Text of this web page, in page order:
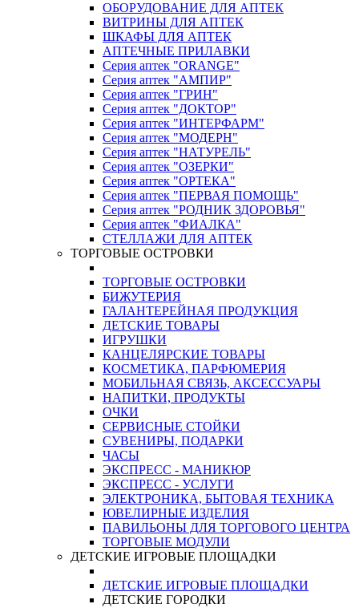
ОБОРУДОВАНИЕ ДЛЯ АПТЕК
ВИТРИНЫ ДЛЯ АПТЕК
ШКАФЫ ДЛЯ АПТЕК
АПТЕЧНЫЕ ПРИЛАВКИ
Серия аптек "ORANGE"
Серия аптек "АМПИР"
Серия аптек "ГРИН"
Серия аптек "ДОКТОР"
Серия аптек "ИНТЕРФАРМ"
Серия аптек "МОДЕРН"
Серия аптек "НАТУРЕЛЬ"
Серия аптек "ОЗЕРКИ"
Серия аптек "ОРТЕКА"
Серия аптек "ПЕРВАЯ ПОМОЩЬ"
Серия аптек "РОДНИК ЗДОРОВЬЯ"
Серия аптек "ФИАЛКА"
СТЕЛЛАЖИ ДЛЯ АПТЕК
ТОРГОВЫЕ ОСТРОВКИ
ТОРГОВЫЕ ОСТРОВКИ
БИЖУТЕРИЯ
ГАЛАНТЕРЕЙНАЯ ПРОДУКЦИЯ
ДЕТСКИЕ ТОВАРЫ
ИГРУШКИ
КАНЦЕЛЯРСКИЕ ТОВАРЫ
КОСМЕТИКА, ПАРФЮМЕРИЯ
МОБИЛЬНАЯ СВЯЗЬ, АКСЕССУАРЫ
НАПИТКИ, ПРОДУКТЫ
ОЧКИ
СЕРВИСНЫЕ СТОЙКИ
СУВЕНИРЫ, ПОДАРКИ
ЧАСЫ
ЭКСПРЕСС - МАНИКЮР
ЭКСПРЕСС - УСЛУГИ
ЭЛЕКТРОНИКА, БЫТОВАЯ ТЕХНИКА
ЮВЕЛИРНЫЕ ИЗДЕЛИЯ
ПАВИЛЬОНЫ ДЛЯ ТОРГОВОГО ЦЕНТРА
ТОРГОВЫЕ МОДУЛИ
ДЕТСКИЕ ИГРОВЫЕ ПЛОЩАДКИ
ДЕТСКИЕ ИГРОВЫЕ ПЛОЩАДКИ
ДЕТСКИЕ ГОРОДКИ